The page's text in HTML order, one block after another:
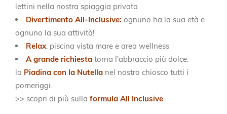
lettini nella nostra spiaggia privata
Divertimento All-Inclusive:ognuno ha la sua età e
ognuno la sua attività!
Relax: piscina vista mare e area wellness
A grande richiesta torna l'abbraccio più dolce:
la Piadina con la Nutella nel nostro chiosco tutti i
pomeriggi.
>> scopri di più sullaformula All Inclusive